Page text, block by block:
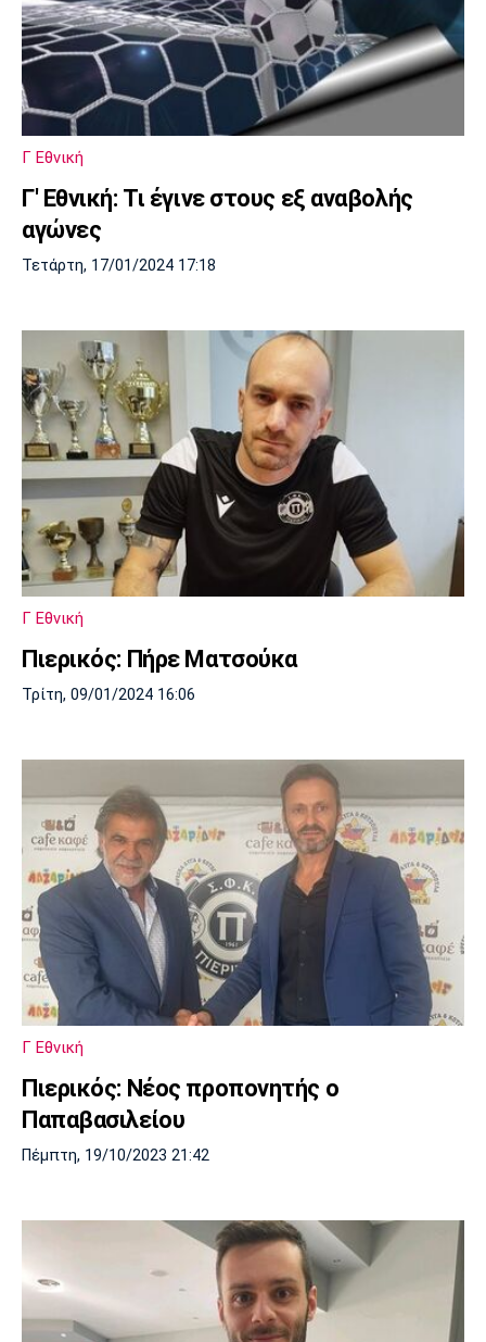
Γ Εθνική
Γ' Εθνική: Τι έγινε στους εξ αναβολής
αγώνες
Τετάρτη, 17/01/2024 17:18
Γ Εθνική
Πιερικός: Πήρε Ματσούκα
Τρίτη, 09/01/2024 16:06
Γ Εθνική
Πιερικός: Νέος προπονητής ο
Παπαβασιλείου
Πέμπτη, 19/10/2023 21:42